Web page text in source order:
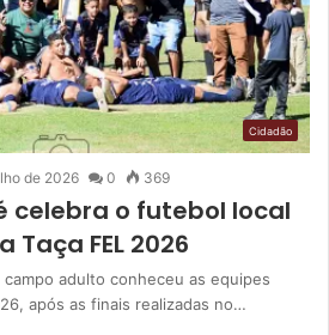
Cidadão
de 2026 0 369
celebra o futebol local
FEL 2026
adulto conheceu as equipes
após as finais realizadas no…